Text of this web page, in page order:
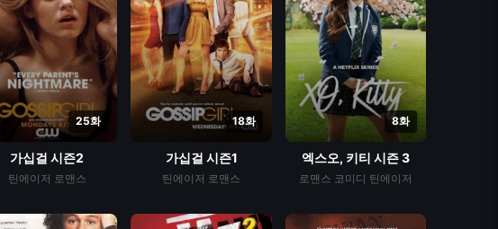
25화
가십걸 시즌2
틴에이저 로맨스
18화
가십걸 시즌1
틴에이저 로맨스
8화
엑스오, 키티 시즌 3
로맨스 코미디 틴에이저